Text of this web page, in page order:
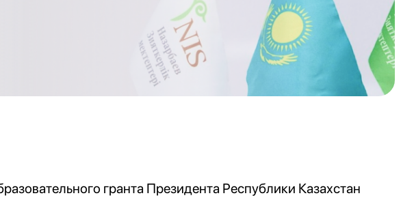
гранта Президента Республики Казахстан